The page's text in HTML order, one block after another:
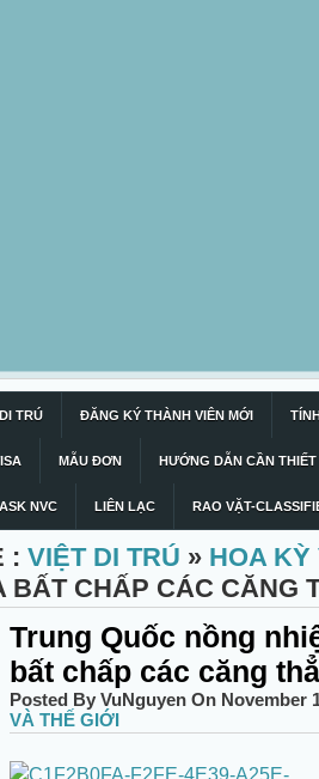
TRÚ ĐĂNG KÝ THÀNH VIÊN MỚI
MẪU ĐƠN HƯỚNG DẪN CẦN THIẾT
ASK NVC LIÊN LẠC RAO VẶT-
: VIỆT DI TRÚ » HOA KỲ
BẤT CHẤP CÁC CĂNG
Trung Quốc nồng
bất chấp các căng
Posted By VuNguyen On November
VÀ THẾ GIỚI